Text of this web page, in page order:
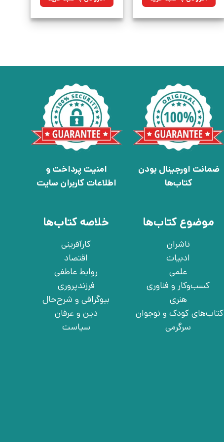
بود. بود.
ضمانت اورجینال بودن
کتاب‌ها
امنیت پرداخت و
اطلاعات کاربران سایت
موضوع کتاب‌ها
ناشران
ادبیات
علمی
کسب‌وکار و فناوری
هنری
کتاب‌های کودک و نوجوان
سرگرمی
خلاصه کتاب‌ها
کارآفرینی
اقتصاد
روابط عاطفی
فرزندپروری
بیوگرافی و شرح‌حال
دین و عرفان
سیاست